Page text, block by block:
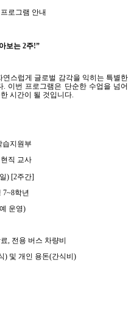
로그램 안내
보는 2주!”
연스럽게 글로벌 감각을 익히는 특별한
. 이번 프로그램은 단순한 수업을 넘어
시간이 될 것입니다.
습지원부
직 교사
일) [2주간]
7~8학년
운영)
, 전용 버스 차량비
) 및 개인 용돈(간식비 )